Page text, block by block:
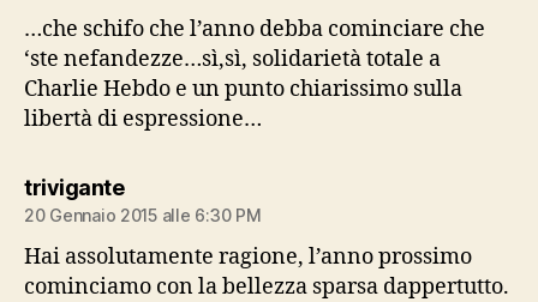
…che schifo che l’anno debba cominciare che
‘ste nefandezze…sì,sì, solidarietà totale a
Charlie Hebdo e un punto chiarissimo sulla
libertà di espressione…
trivigantedice:
20 Gennaio 2015 alle 6:30 PM
Hai assolutamente ragione, l’anno prossimo
cominciamo con la bellezza sparsa dappertutto.